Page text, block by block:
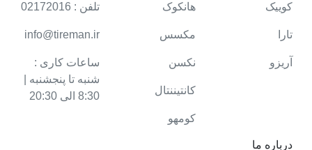
درباره ما
کوییک
تارا
آریزو
هانکوک
مکسس
نکسن
کانتیننتال
کومهو
تلفن : 02172016
info@tireman.ir
ساعات کاری :
شنبه تا پنجشنبه |
8:30 الی 20:30